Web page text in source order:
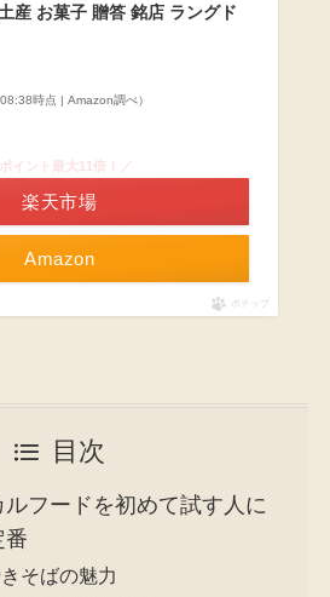
産 お菓子 贈答 銘店 ラングド
時点 | Amazon調べ）
Amazon
イント最大11倍！／
楽天市場
ポチップ
目次
フードを初めて試す人に
番
そばの魅力